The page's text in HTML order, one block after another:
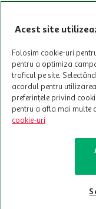
Termenele și
valabile in limita
Cardul poate fi utilizat
participante și pentru
nu poate fi utilizat in
activitati in afara celor
nu raspunde pentru
care aceste este
intretineri sau reparatii
Iti
021-
Acest site
Folosim cookie-uri
pentru a optimiza
traficul pe site.
acordul pentru
preferințele privind
pentru a afla mai multe
cookie-uri